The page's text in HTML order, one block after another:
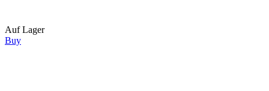
Auf Lager
Buy